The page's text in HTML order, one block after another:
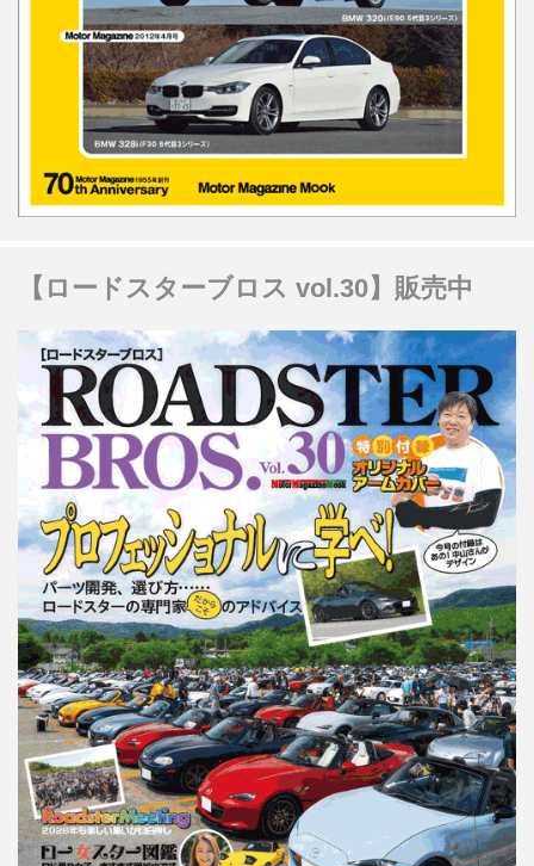
【ロードスターブロス vol.30】販売中